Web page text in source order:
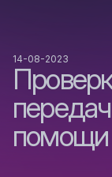
помощи
14-08-2023